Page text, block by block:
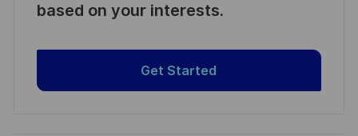
based on your interests.
Get Started